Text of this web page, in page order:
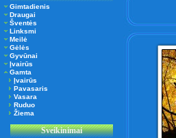
Gimtadienis
Draugai
Šventės
Linksmi
Meilė
Gėlės
Gyvūnai
Įvairūs
Gamta
Įvairūs
Pavasaris
Vasara
Ruduo
Žiema
Sveikinimai